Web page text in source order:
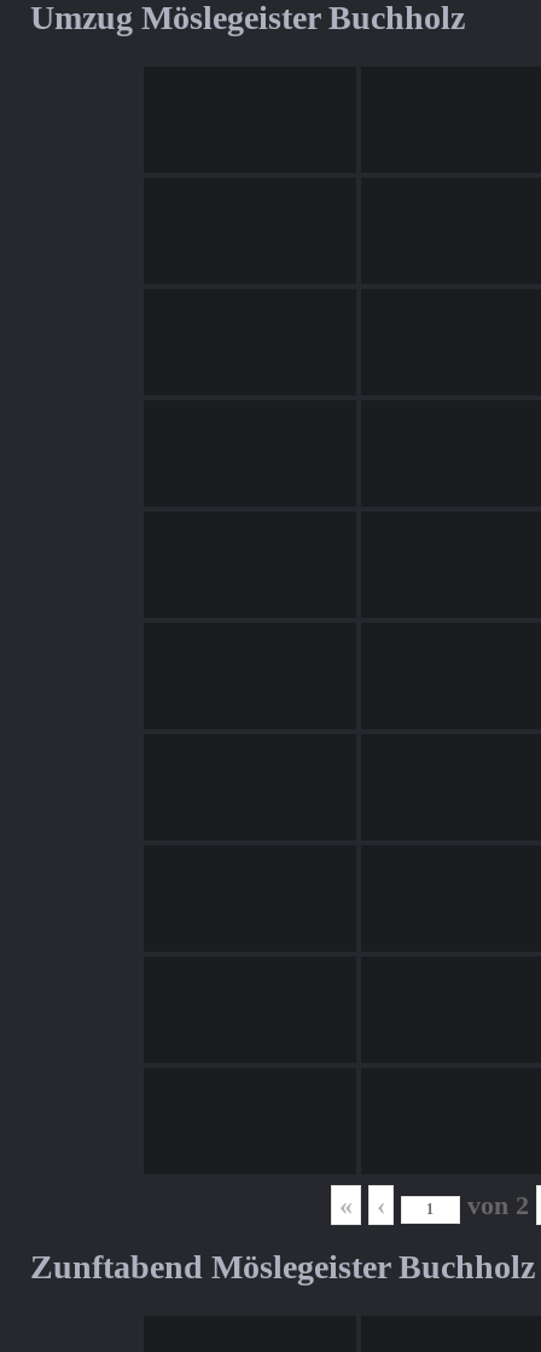
Umzug Möslegeister Buchholz
« ‹ von 2
Zunftabend Möslegeister Buchholz